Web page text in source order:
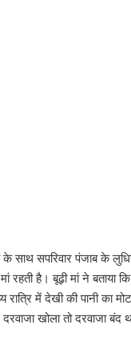
के साथ सपरिवार पंजाब के
रहती है। बूढ़ी मां ने बताया
रात्रि में देखी की पानी का
खोला तो दरवाजा बंद